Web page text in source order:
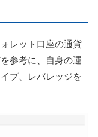
レット口座の通貨
参考に、自身の運
プ、レバレッジを